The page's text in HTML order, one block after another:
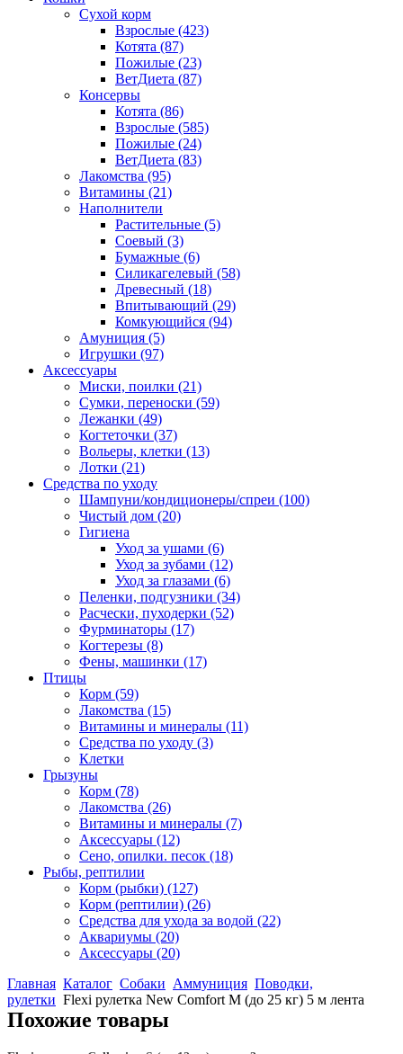
Сухой корм
Взрослые (423)
Котята (87)
Пожилые (23)
ВетДиета (87)
Консервы
Котята (86)
Взрослые (585)
Пожилые (24)
ВетДиета (83)
Лакомства (95)
Витамины (21)
Наполнители
Растительные (5)
Соевый (3)
Бумажные (6)
Силикагелевый (58)
Древесный (18)
Впитывающий (29)
Комкующийся (94)
Амуниция (5)
Игрушки (97)
Аксессуары
Миски, поилки (21)
Сумки, переноски (59)
Лежанки (49)
Когтеточки (37)
Вольеры, клетки (13)
Лотки (21)
Средства по уходу
Шампуни/кондиционеры/спреи (100)
Чистый дом (20)
Гигиена
Уход за ушами (6)
Уход за зубами (12)
Уход за глазами (6)
Пеленки, подгузники (34)
Расчески, пуходерки (52)
Фурминаторы (17)
Когтерезы (8)
Фены, машинки (17)
Птицы
Корм (59)
Лакомства (15)
Витамины и минералы (11)
Средства по уходу (3)
Клетки
Грызуны
Корм (78)
Лакомства (26)
Витамины и минералы (7)
Аксессуары (12)
Сено, опилки. песок (18)
Рыбы, рептилии
Корм (рыбки) (127)
Корм (рептилии) (26)
Средства для ухода за водой (22)
Аквариумы (20)
Аксессуары (20)
Главная Каталог Собаки Аммуниция Поводки,
рулетки Flexi рулетка New Comfort М (до 25 кг) 5 м лента
Похожие товары